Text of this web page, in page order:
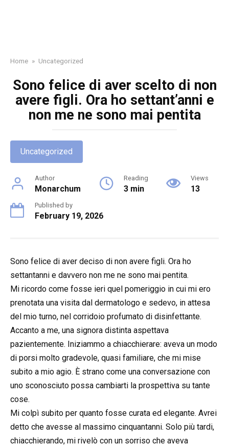
Home » Uncategorized
Sono felice di aver scelto di non
avere figli. Ora ho settant’anni e
non me ne sono mai pentita
Uncategorized
Author
Monarchum
Reading
3 min
Views
13
Published by
February 19, 2026
Sono felice di aver deciso di non avere figli. Ora ho
settantanni e davvero non me ne sono mai pentita.
Mi ricordo come fosse ieri quel pomeriggio in cui mi ero
prenotata una visita dal dermatologo e sedevo, in attesa
del mio turno, nel corridoio profumato di disinfettante.
Accanto a me, una signora distinta aspettava
pazientemente. Iniziammo a chiacchierare: aveva un modo
di porsi molto gradevole, quasi familiare, che mi mise
subito a mio agio. È strano come una conversazione con
uno sconosciuto possa cambiarti la prospettiva su tante
cose.
Mi colpì subito per quanto fosse curata ed elegante. Avrei
detto che avesse al massimo cinquantanni. Solo più tardi,
chiacchierando, mi rivelò con un sorriso che aveva